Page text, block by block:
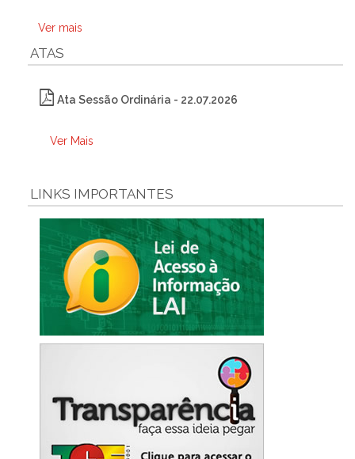
Ver mais
ATAS
Ata Sessão Ordinária - 22.07.2026
Ver Mais
LINKS IMPORTANTES